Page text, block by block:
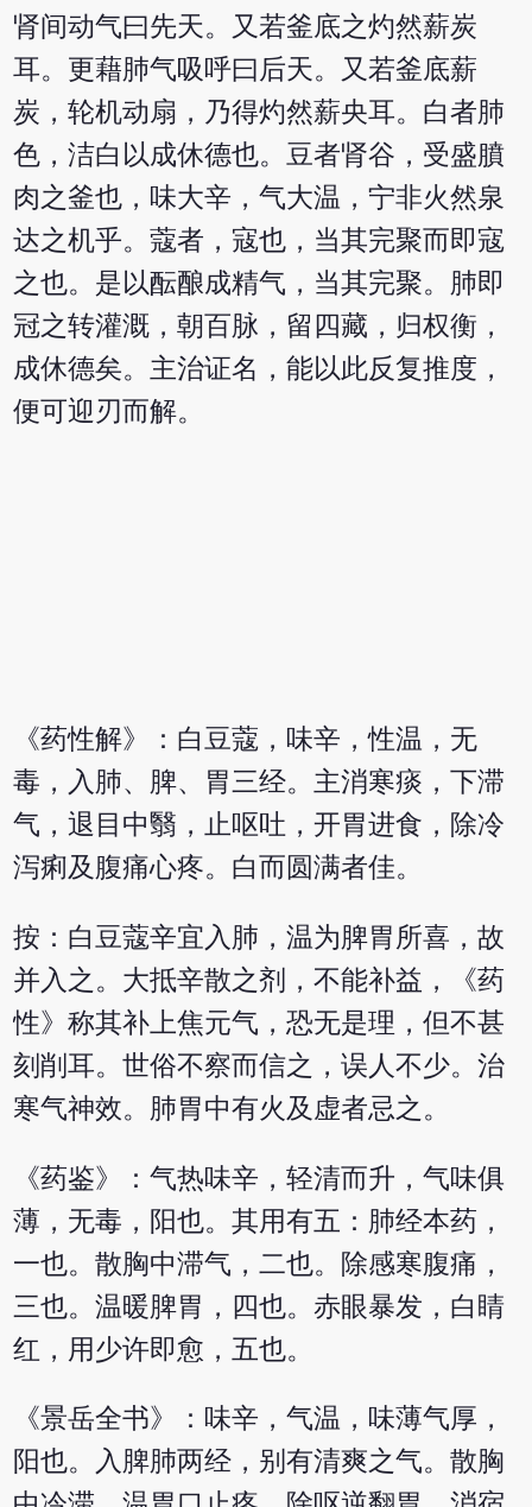
肾间动气曰先天。又若釜底之灼然薪炭
耳。更藉肺气吸呼曰后天。又若釜底薪
炭，轮机动扇，乃得灼然薪央耳。白者肺
色，洁白以成休德也。豆者肾谷，受盛膹
肉之釜也，味大辛，气大温，宁非火然泉
达之机乎。蔻者，寇也，当其完聚而即寇
之也。是以酝酿成精气，当其完聚。肺即
冠之转灌溉，朝百脉，留四藏，归权衡，
成休德矣。主治证名，能以此反复推度，
便可迎刃而解。
《药性解》：白豆蔻，味辛，性温，无
毒，入肺、脾、胃三经。主消寒痰，下滞
气，退目中翳，止呕吐，开胃进食，除冷
泻痢及腹痛心疼。白而圆满者佳。
按：白豆蔻辛宜入肺，温为脾胃所喜，故
并入之。大抵辛散之剂，不能补益，《药
性》称其补上焦元气，恐无是理，但不甚
刻削耳。世俗不察而信之，误人不少。治
寒气神效。肺胃中有火及虚者忌之。
《药鉴》：气热味辛，轻清而升，气味俱
薄，无毒，阳也。其用有五：肺经本药，
一也。散胸中滞气，二也。除感寒腹痛，
三也。温暖脾胃，四也。赤眼暴发，白睛
红，用少许即愈，五也。
《景岳全书》：味辛，气温，味薄气厚，
阳也。入脾肺两经，别有清爽之气。散胸